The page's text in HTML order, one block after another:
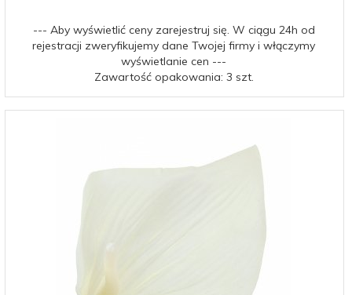
--- Aby wyświetlić ceny zarejestruj się. W ciągu 24h od
rejestracji zweryfikujemy dane Twojej firmy i włączymy
wyświetlanie cen ---
Zawartość opakowania: 3 szt.